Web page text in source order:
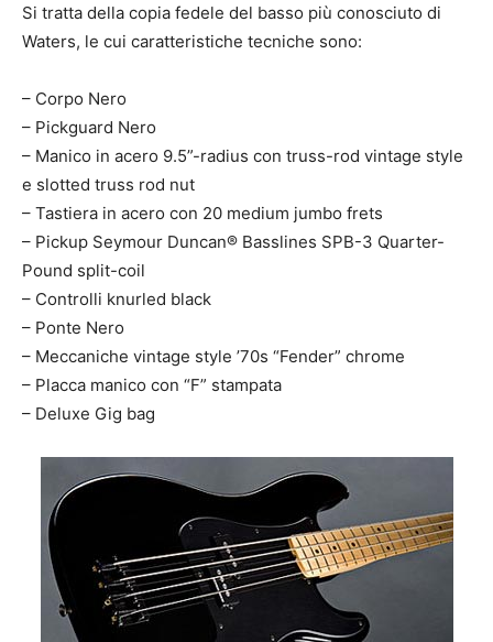
Si tratta della copia fedele del basso più conosciuto di
Waters, le cui caratteristiche tecniche sono:
– Corpo Nero
– Pickguard Nero
– Manico in acero 9.5”-radius con truss-rod vintage style
e slotted truss rod nut
– Tastiera in acero con 20 medium jumbo frets
– Pickup Seymour Duncan® Basslines SPB-3 Quarter-
Pound split-coil
– Controlli knurled black
– Ponte Nero
– Meccaniche vintage style ’70s “Fender” chrome
– Placca manico con “F” stampata
– Deluxe Gig bag